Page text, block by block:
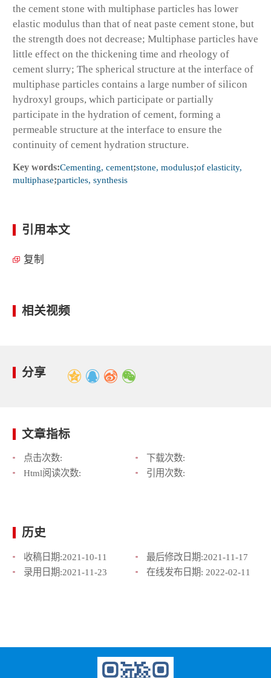
the cement stone with multiphase particles has lower
elastic modulus than that of neat paste cement stone, but
the strength does not decrease; Multiphase particles have
little effect on the thickening time and rheology of
cement slurry; The spherical structure at the interface of
multiphase particles contains a large number of silicon
hydroxyl groups, which participate or partially
participate in the hydration of cement, forming a
permeable structure at the interface to ensure the
continuity of cement hydration structure.
Key words:Cementing, cement;stone, modulus;of elasticity,
multiphase;particles, synthesis
引用本文
复制
相关视频
分享
文章指标
点击次数:
下载次数:
Html阅读次数:
引用次数:
历史
收稿日期:2021-10-11 最后修改日期:2021-11-17
录用日期:2021-11-23 在线发布日期: 2022-02-11